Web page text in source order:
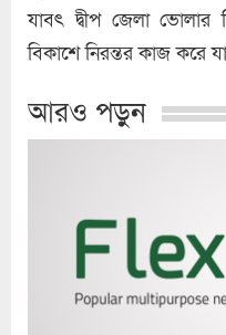
যাবৎ দ্বীপ জেলা
বিকাশে নিরন্তর কাজ করে
আরও পড়ুন